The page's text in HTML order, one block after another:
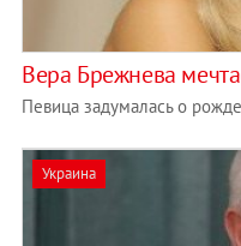
Вера Брежнева
Певица задумалась о
Украина